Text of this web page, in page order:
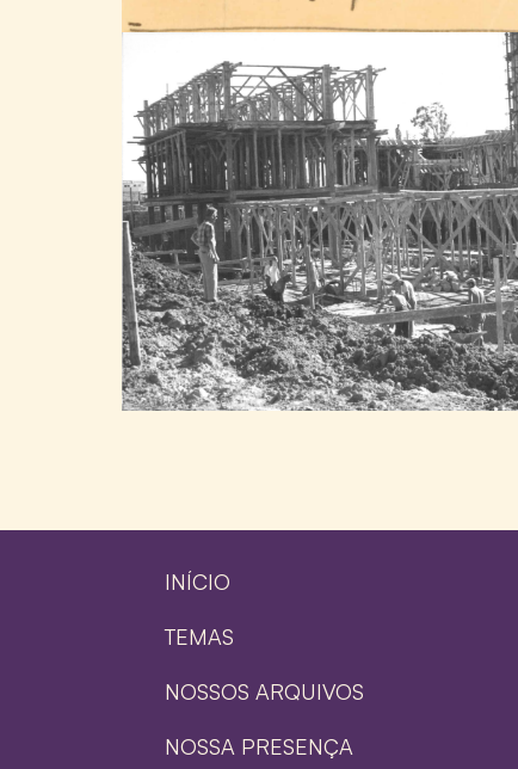
INÍCIO
TEMAS
NOSSOS ARQUIVOS
NOSSA PRESENÇA